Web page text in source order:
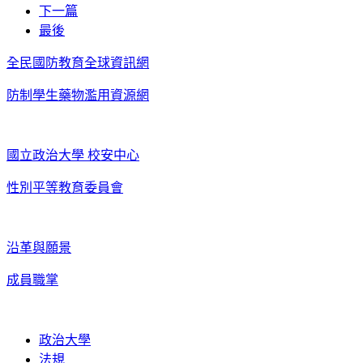
下一篇
最後
全民國防教育全球資訊網
防制學生藥物濫用資源網
國立政治大學 校安中心
性別平等教育委員會
沿革與願景
成員職掌
政治大學
法規